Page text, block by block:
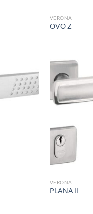
VERONA
OVO Z
VERONA
PLANA II